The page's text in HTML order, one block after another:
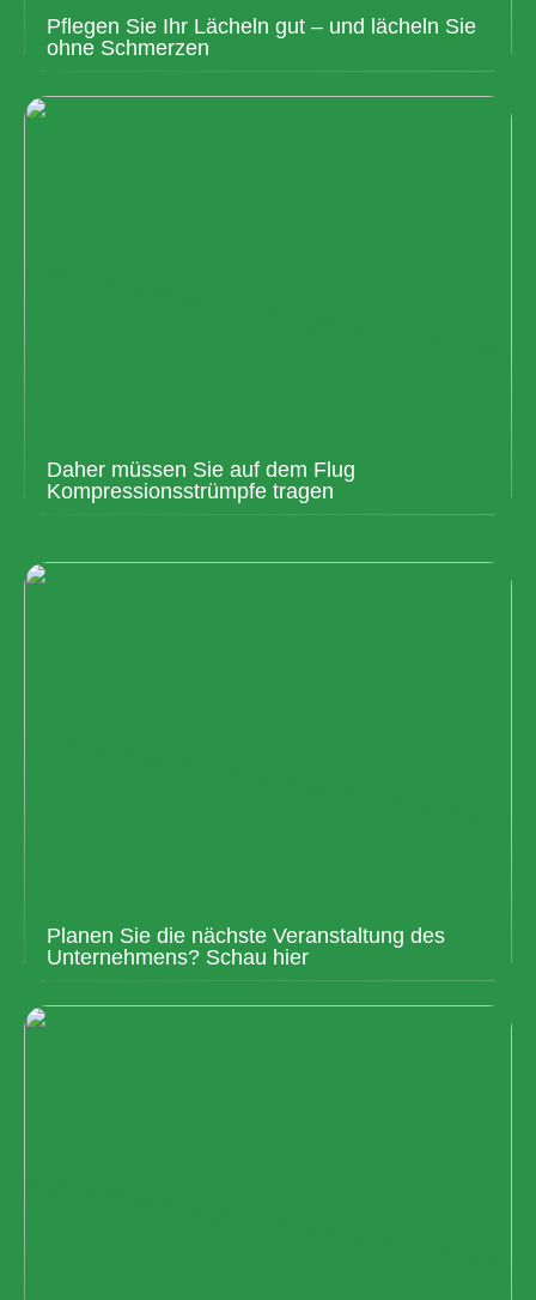
Pflegen Sie Ihr Lächeln gut – und lächeln Sie
ohne Schmerzen
Daher müssen Sie auf dem Flug
Kompressionsstrümpfe tragen
Planen Sie die nächste Veranstaltung des
Unternehmens? Schau hier